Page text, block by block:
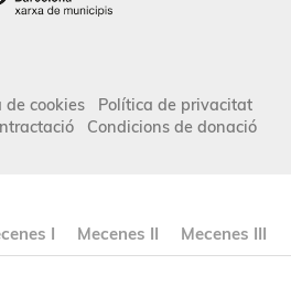
de cookies
Política de privacitat
Condicions de donació
I Mecenes II Mecenes III